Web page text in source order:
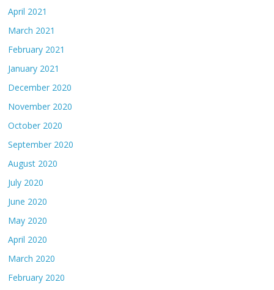
April 2021
March 2021
February 2021
January 2021
December 2020
November 2020
October 2020
September 2020
August 2020
July 2020
June 2020
May 2020
April 2020
March 2020
February 2020